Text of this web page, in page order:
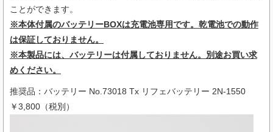
ことができます。
※本体付属のバッテリーBOXは充電池専用です。乾電池での動作
は保証しておりません。
※本製品には、バッテリーは付属しておりません。別途お買い求
めください。
推奨品：バッテリー No.73018 Tx リフェバッテリー 2N-1550
￥3,800（税別）